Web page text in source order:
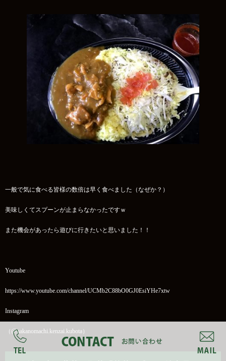
一般で気に食べる皆様の数倍は早く食べました（なぜか？）
美味しくてスプーンが止まらなかったですｗ
また機会があったら遊びに行きたいと思いました！！
Youtube
https://www.youtube.com/channel/UCMb2C88bO0GJ0EsiYHe7xtw
Instagram
（@nakanomachi.kenzai.kubota）